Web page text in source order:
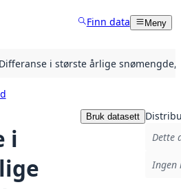
Finn data Meny
Differanse i største årlige snømengde,
i
Bruk datasett
Dette
Ingen